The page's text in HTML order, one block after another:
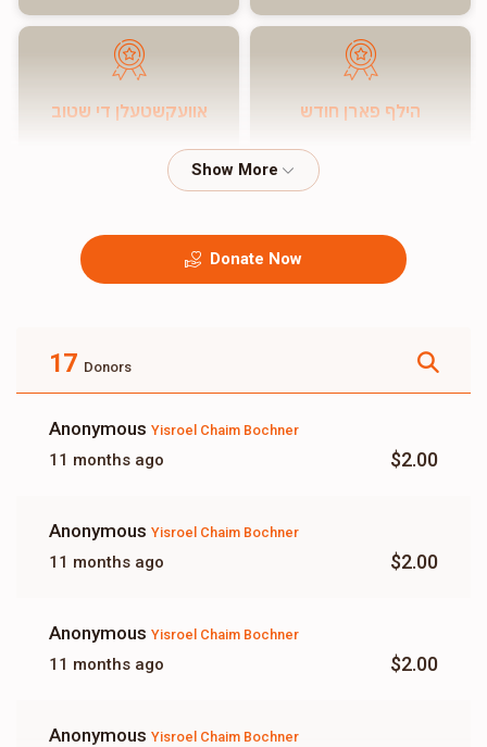
הילף פארן חודש אוועקשטעלן די שטוב
Donate Now
17 Donors
Anonymous Yisroel Chaim Bochner
11 months ago $2.00
Anonymous Yisroel Chaim Bochner
11 months ago $2.00
Anonymous Yisroel Chaim Bochner
11 months ago $2.00
Anonymous Yisroel Chaim Bochner